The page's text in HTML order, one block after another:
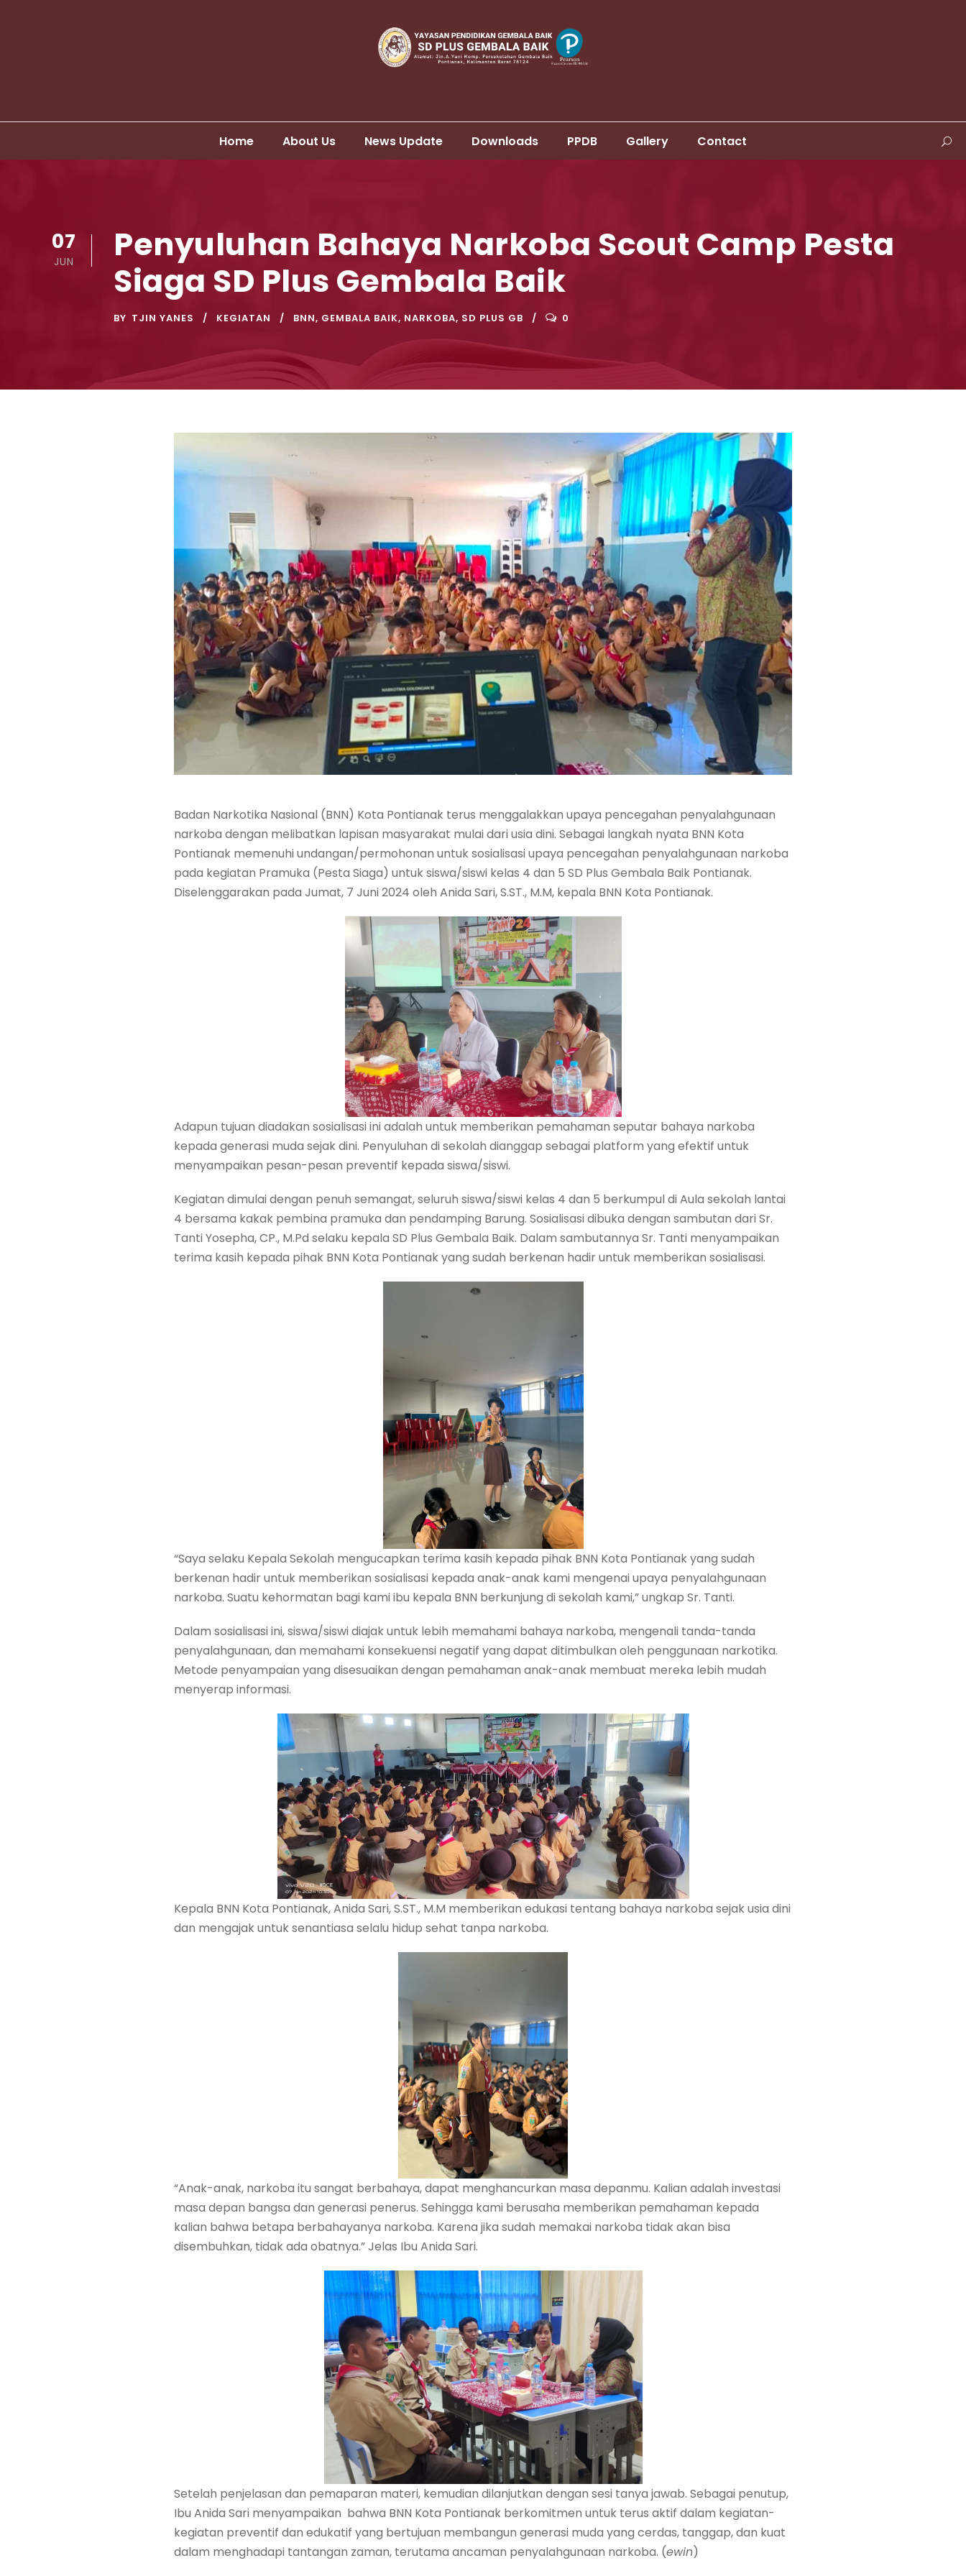
Home About Us News Update Downloads PPDB Gallery Contact
07
JUN
Penyuluhan Bahaya Narkoba Scout Camp Pesta
Siaga SD Plus Gembala Baik
BY TJIN YANES KEGIATAN BNN, GEMBALA BAIK, NARKOBA, SD PLUS GB 0
Badan Narkotika Nasional (BNN) Kota Pontianak terus menggalakkan upaya pencegahan penyalahgunaan
narkoba dengan melibatkan lapisan masyarakat mulai dari usia dini. Sebagai langkah nyata BNN Kota
Pontianak memenuhi undangan/permohonan untuk sosialisasi upaya pencegahan penyalahgunaan narkoba
pada kegiatan Pramuka (Pesta Siaga) untuk siswa/siswi kelas 4 dan 5 SD Plus Gembala Baik Pontianak.
Diselenggarakan pada Jumat, 7 Juni 2024 oleh Anida Sari, S.ST., M.M, kepala BNN Kota Pontianak.
Adapun tujuan diadakan sosialisasi ini adalah untuk memberikan pemahaman seputar bahaya narkoba
kepada generasi muda sejak dini. Penyuluhan di sekolah dianggap sebagai platform yang efektif untuk
menyampaikan pesan-pesan preventif kepada siswa/siswi.
Kegiatan dimulai dengan penuh semangat, seluruh siswa/siswi kelas 4 dan 5 berkumpul di Aula sekolah lantai
4 bersama kakak pembina pramuka dan pendamping Barung. Sosialisasi dibuka dengan sambutan dari Sr.
Tanti Yosepha, CP., M.Pd selaku kepala SD Plus Gembala Baik. Dalam sambutannya Sr. Tanti menyampaikan
terima kasih kepada pihak BNN Kota Pontianak yang sudah berkenan hadir untuk memberikan sosialisasi.
“Saya selaku Kepala Sekolah mengucapkan terima kasih kepada pihak BNN Kota Pontianak yang sudah
berkenan hadir untuk memberikan sosialisasi kepada anak-anak kami mengenai upaya penyalahgunaan
narkoba. Suatu kehormatan bagi kami ibu kepala BNN berkunjung di sekolah kami,” ungkap Sr. Tanti.
Dalam sosialisasi ini, siswa/siswi diajak untuk lebih memahami bahaya narkoba, mengenali tanda-tanda
penyalahgunaan, dan memahami konsekuensi negatif yang dapat ditimbulkan oleh penggunaan narkotika.
Metode penyampaian yang disesuaikan dengan pemahaman anak-anak membuat mereka lebih mudah
menyerap informasi.
Kepala BNN Kota Pontianak, Anida Sari, S.ST., M.M memberikan edukasi tentang bahaya narkoba sejak usia dini
dan mengajak untuk senantiasa selalu hidup sehat tanpa narkoba.
“Anak-anak, narkoba itu sangat berbahaya, dapat menghancurkan masa depanmu. Kalian adalah investasi
masa depan bangsa dan generasi penerus. Sehingga kami berusaha memberikan pemahaman kepada
kalian bahwa betapa berbahayanya narkoba. Karena jika sudah memakai narkoba tidak akan bisa
disembuhkan, tidak ada obatnya.” Jelas Ibu Anida Sari.
Setelah penjelasan dan pemaparan materi, kemudian dilanjutkan dengan sesi tanya jawab. Sebagai penutup,
Ibu Anida Sari menyampaikan bahwa BNN Kota Pontianak berkomitmen untuk terus aktif dalam kegiatan-
kegiatan preventif dan edukatif yang bertujuan membangun generasi muda yang cerdas, tanggap, dan kuat
dalam menghadapi tantangan zaman, terutama ancaman penyalahgunaan narkoba. (ewin)